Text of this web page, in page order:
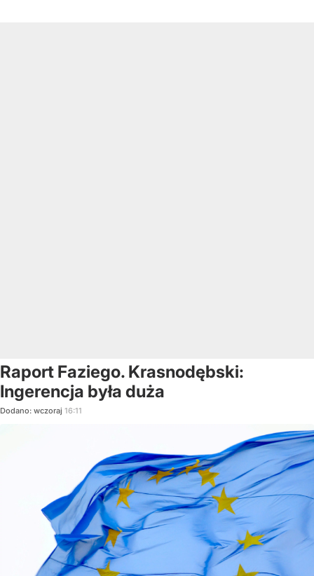
Raport Faziego. Krasnodębski:
Ingerencja była duża
Dodano: wczoraj 16:11